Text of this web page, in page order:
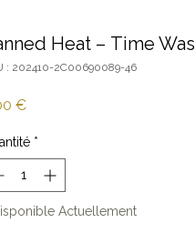
Heat ‎– Time Was
: 202410-2C00690089-46
€Prix
*
Actuellement